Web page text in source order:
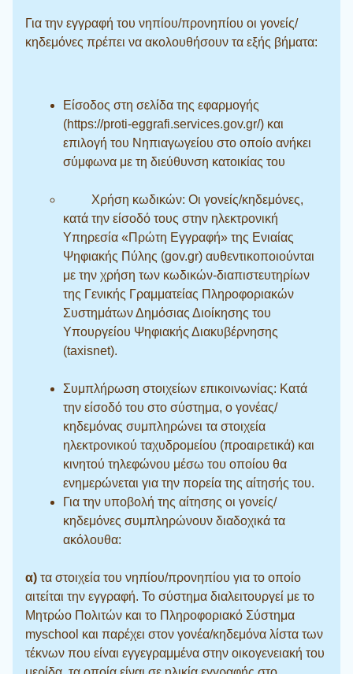
Για την εγγραφή του νηπίου/προνηπίου οι γονείς/
κηδεμόνες πρέπει να ακολουθήσουν τα εξής βήματα:
Είσοδος στη σελίδα της εφαρμογής
(https://proti-eggrafi.services.gov.gr/) και
επιλογή του Νηπιαγωγείου στο οποίο ανήκει
σύμφωνα με τη διεύθυνση κατοικίας του
Χρήση κωδικών: Οι γονείς/κηδεμόνες,
κατά την είσοδό τους στην ηλεκτρονική
Υπηρεσία «Πρώτη Εγγραφή» της Ενιαίας
Ψηφιακής Πύλης (gov.gr) αυθεντικοποιούνται
με την χρήση των κωδικών-διαπιστευτηρίων
της Γενικής Γραμματείας Πληροφοριακών
Συστημάτων Δημόσιας Διοίκησης του
Υπουργείου Ψηφιακής Διακυβέρνησης
(taxisnet).
Συμπλήρωση στοιχείων επικοινωνίας: Κατά
την είσοδό του στο σύστημα, ο γονέας/
κηδεμόνας συμπληρώνει τα στοιχεία
ηλεκτρονικού ταχυδρομείου (προαιρετικά) και
κινητού τηλεφώνου μέσω του οποίου θα
ενημερώνεται για την πορεία της αίτησής του.
Για την υποβολή της αίτησης οι γονείς/
κηδεμόνες συμπληρώνουν διαδοχικά τα
ακόλουθα:
α) τα στοιχεία του νηπίου/προνηπίου για το οποίο
αιτείται την εγγραφή. Το σύστημα διαλειτουργεί με το
Μητρώο Πολιτών και το Πληροφοριακό Σύστημα
myschool και παρέχει στον γονέα/κηδεμόνα λίστα των
τέκνων που είναι εγγεγραμμένα στην οικογενειακή του